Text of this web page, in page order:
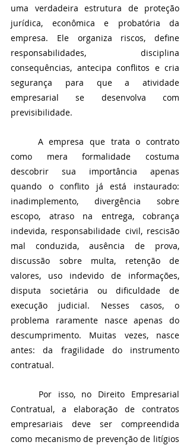
uma verdadeira estrutura de proteção
jurídica, econômica e probatória da
empresa. Ele organiza riscos, define
responsabilidades, disciplina
consequências, antecipa conflitos e cria
segurança para que a atividade
empresarial se desenvolva com
previsibilidade.
como mera formalidade costuma
descobrir sua importância apenas
quando o conflito já está instaurado:
inadimplemento, divergência sobre
escopo, atraso na entrega, cobrança
indevida, responsabilidade civil, rescisão
mal conduzida, ausência de prova,
discussão sobre multa, retenção de
valores, uso indevido de informações,
disputa societária ou dificuldade de
execução judicial. Nesses casos, o
problema raramente nasce apenas do
descumprimento. Muitas vezes, nasce
antes: da fragilidade do instrumento
contratual.
Contratual, a elaboração de contratos
empresariais deve ser compreendida
como mecanismo de prevenção de litígios